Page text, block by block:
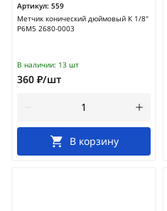
Артикул: 559
Метчик конический дюймовый К 1/8"
Р6М5 2680-0003
В наличии: 13 шт
360 ₽/шт
В корзину